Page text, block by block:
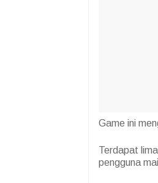
Game ini
Terdapat
pengguna